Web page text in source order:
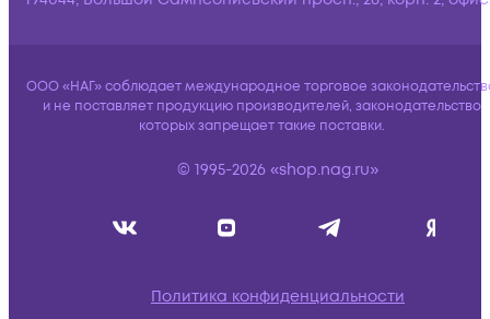
ООО «НАГ» соблюдает международное торговое
и не поставляет продукцию производителей, законодательство
которых запрещает такие поставки.
© 1995-2026 «shop.nag.ru»
Политика конфиденциальности